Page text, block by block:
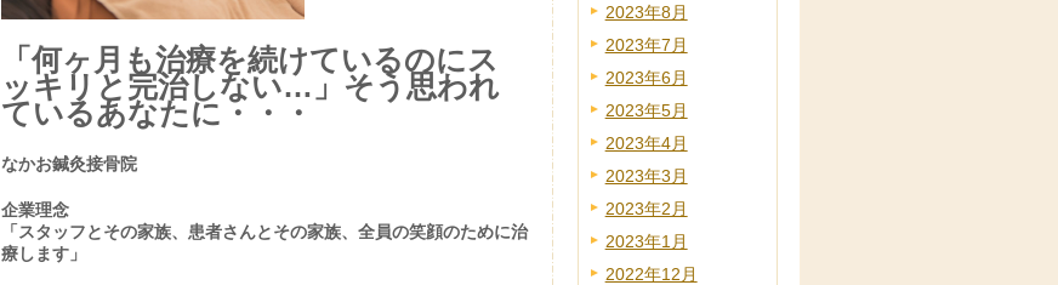
「何ヶ月も治療を続けているのにス
ッキリと完治しない…」そう思われ
ているあなたに・・・
なかお鍼灸接骨院
企業理念
「スタッフとその家族、患者さんとその家族、全員の笑顔のために治
療します」
2023年8月
2023年7月
2023年6月
2023年5月
2023年4月
2023年3月
2023年2月
2023年1月
2022年12月